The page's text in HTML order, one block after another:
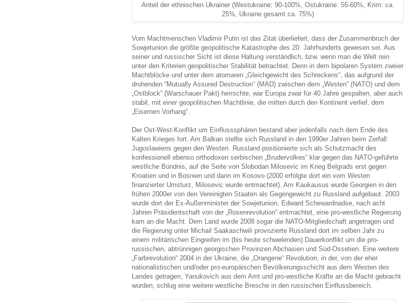
Anteil der ethnischen Ukrainer (Westukraine: 90-100%, Ostukraine: 55-60%, Krim: ca.
25%, Ukraine gesamt ca. 75%)
Vom Machtmenschen Vladimir Putin ist das Zitat überliefert, dass der Zusammenbruch der
Sowjetunion die größte geopolitische Katastrophe des 20. Jahrhunderts gewesen sei. Aus
seiner und russischer Sicht ist diese Haltung verständlich, bzw. wenn man die Welt rein
unter den Kriterien geopolitischer Stabilität betrachtet. Denn in dem bipolaren System zweier
Machtblöcke und unter dem atomaren „Gleichgewicht des Schreckens“, das aufgrund der
drohenden “Mutually Assured Destruction“ (MAD) zwischen dem „Westen“ (NATO) und dem
„Ostblock“ (Warschauer Pakt) herrschte, war Europa zwar für 40 Jahre gespalten, aber auch
stabil, mit einer geopolitischen Machtlinie, die mitten durch den Kontinent verlief, dem
„Eisernen Vorhang“.
Der Ost-West-Konflikt um Einflusssphären bestand aber jedenfalls nach dem Ende des
Kalten Krieges fort. Am Balkan stellte sich Russland in den 1990er Jahren beim Zerfall
Jugoslawiens gegen den Westen. Russland positionierte sich als Schutzmacht des
konfessionell ebenso orthodoxen serbischen „Brudervolkes“ klar gegen das NATO-geführte
westliche Bündnis, auf die Seite von Slobodan Milosevic im Krieg Belgrads erst gegen
Kroatien und in Bosnien und dann im Kosovo (2000 erfolgte dort ein vom Westen
finanzierter Umsturz, Milosevic wurde entmachtet). Am Kaukausus wurde Georgien in den
frühen 2000er von den Vereinigten Staaten als Gegengewicht zu Russland aufgebaut. 2003
wurde dort der Ex-Außenminister der Sowjetunion, Edward Schewardnadse, nach acht
Jahren Präsidentschaft von der „Rosenrevolution“ entmachtet, eine pro-westliche Regierung
kam an die Macht. Dem Land wurde 2008 sogar die NATO-Mitgliedschaft angetragen und
die Regierung unter Michail Saakaschwili provozierte Russland dort im selben Jahr zu
einem militärischen Eingreifen im (bis heute schwelenden) Dauerkonflikt um die pro-
russischen, abtrünnigen georgischen Provinzen Abchasien und Süd-Ossetien. Eine weitere
„Farbrevolution“ 2004 in der Ukraine, die „Orangene“ Revolution, in der, von der eher
nationalistischen und/oder pro-europäischen Bevölkerungsschicht aus dem Westen des
Landes getragen, Yanukovich aus dem Amt und pro-westliche Kräfte an die Macht gebracht
wurden, schlug eine weitere westliche Bresche in den russischen Einflussbereich.